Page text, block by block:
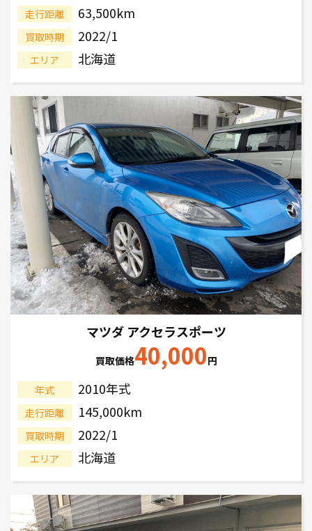
走行距離 63,500km
買取時期 2022/1
エリア 北海道
マツダ アクセラスポーツ
買取価格40,000円
年式 2010年式
走行距離 145,000km
買取時期 2022/1
エリア 北海道